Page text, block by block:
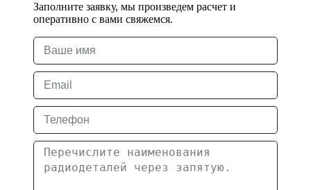
Заполните заявку, мы произведем расчет и
оперативно с вами свяжемся.